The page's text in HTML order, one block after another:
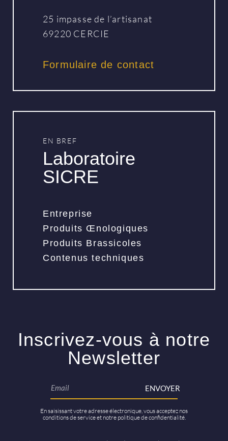
25 impasse de l’artisanat
69220 CERCIE
Formulaire de contact
EN BREF
Laboratoire
SICRE
Entreprise
Produits Œnologiques
Produits Brassicoles
Contenus techniques
Inscrivez-vous à notre
Newsletter
ENVOYER
En saisissant votre adresse électronique, vous acceptez nos
conditions de service et notre politique de confidentialité.